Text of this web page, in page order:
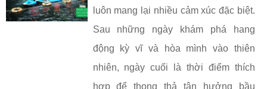
luôn mang lại nhiều cảm xúc đặc biệt.
Sau những ngày khám phá hang
động kỳ vĩ và hòa mình vào thiên
nhiên, ngày cuối là thời điểm thích
hợp để thong thả tận hưởng bầu